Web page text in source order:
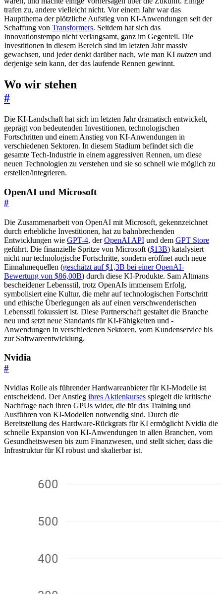
trafen zu, andere vielleicht nicht. Vor einem Jahr war das
Hauptthema der plötzliche Aufstieg von KI-Anwendungen seit der
Schaffung von Transformers. Seitdem hat sich das
Innovationstempo nicht verlangsamt, ganz im Gegenteil. Die
Investitionen in diesem Bereich sind im letzten Jahr massiv
gewachsen, und jeder denkt darüber nach, wie man KI nutzen und
derjenige sein kann, der das laufende Rennen gewinnt.
Wo wir stehen
#
Die KI-Landschaft hat sich im letzten Jahr dramatisch entwickelt,
geprägt von bedeutenden Investitionen, technologischen
Fortschritten und einem Anstieg von KI-Anwendungen in
verschiedenen Sektoren. In diesem Stadium befindet sich die
gesamte Tech-Industrie in einem aggressiven Rennen, um diese
neuen Technologien zu verstehen und sie so schnell wie möglich zu
erstellen/integrieren.
OpenAI und Microsoft
#
Die Zusammenarbeit von OpenAI mit Microsoft, gekennzeichnet
durch erhebliche Investitionen, hat zu bahnbrechenden
Entwicklungen wie GPT-4, derOpenAI API und dem GPT Store
geführt. Die finanzielle Spritze von Microsoft ($13B) katalysiert
nicht nur technologische Fortschritte, sondern eröffnet auch neue
Einnahmequellen (geschätzt auf $1,3B bei einer OpenAI-
Bewertung von $86,00B) durch diese KI-Produkte. Sam Altmans
bescheidener Lebensstil, trotz OpenAIs immensem Erfolg,
symbolisiert eine Kultur, die mehr auf technologischen Fortschritt
und ethische Überlegungen als auf einen verschwenderischen
Lebensstil fokussiert ist. Diese Partnerschaft gestaltet die Branche
neu und setzt neue Standards für KI-Fähigkeiten und -
Anwendungen in verschiedenen Sektoren, vom Kundenservice bis
zur Softwareentwicklung.
Nvidia
#
Nvidias Rolle als führender Hardwareanbieter für KI-Modelle ist
entscheidend. Der Anstieg ihres Aktienkurses spiegelt die kritische
Nachfrage nach ihren GPUs wider, die für das Training und
Ausführen von KI-Modellen notwendig sind. Durch die
Bereitstellung des Hardware-Rückgrats für KI ermöglicht Nvidia die
schnelle Expansion von KI-Anwendungen in allen Branchen, vom
Gesundheitswesen bis zum Finanzwesen, und stellt sicher, dass die
Infrastruktur für KI robust und skalierbar ist.